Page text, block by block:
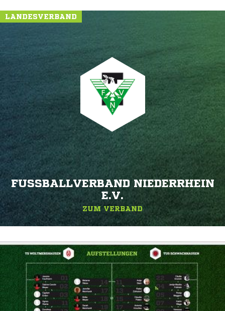
LANDESVERBAND
FUSSBALLVERBAND NIEDERRHEIN E
.V.
ZUM VERBAND